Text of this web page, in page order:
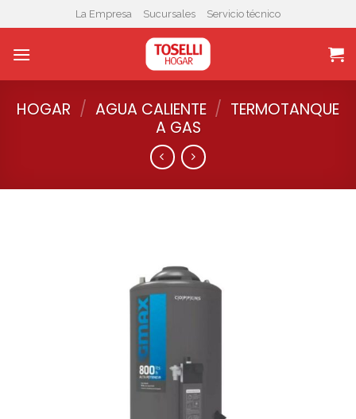
to
content
La Empresa Sucursales Servicio técnico
HOGAR / AGUA CALIENTE / TERMOTANQUE
A GAS